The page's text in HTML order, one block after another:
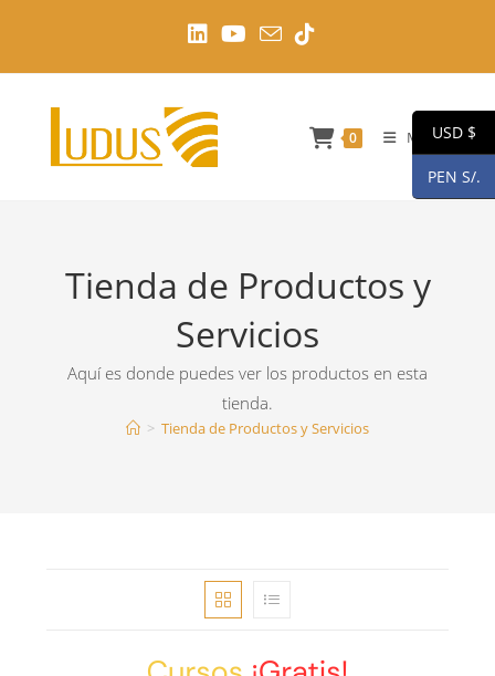
contenido
0 Menú
Tienda de Productos y
Servicios
Aquí es donde puedes ver los productos en esta
tienda.
> Tienda de Productos y Servicios
USD $
PEN S/.